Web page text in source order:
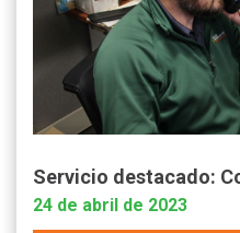
Servicio destacado:
24 de abril de 2023